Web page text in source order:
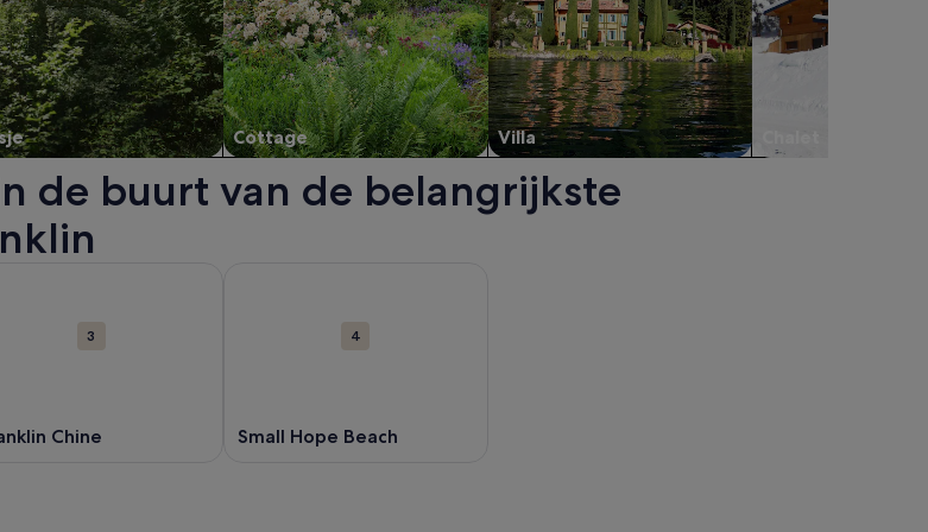
Cottage Villa
de buurt van de belangrijkste
3
Chine
4
Small Hope Beach